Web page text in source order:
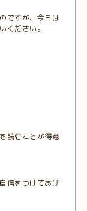
ですが、今日は
ください。
読むことが得意
信をつけてあげ